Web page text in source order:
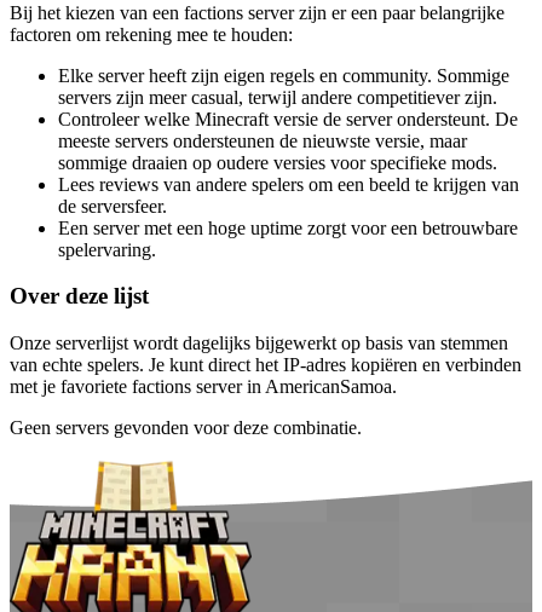
Bij het kiezen van een factions server zijn er een paar belangrijke
factoren om rekening mee te houden:
Elke server heeft zijn eigen regels en community. Sommige
servers zijn meer casual, terwijl andere competitiever zijn.
Controleer welke Minecraft versie de server ondersteunt. De
meeste servers ondersteunen de nieuwste versie, maar
sommige draaien op oudere versies voor specifieke mods.
Lees reviews van andere spelers om een beeld te krijgen van
de serversfeer.
Een server met een hoge uptime zorgt voor een betrouwbare
spelervaring.
Over deze lijst
Onze serverlijst wordt dagelijks bijgewerkt op basis van stemmen
van echte spelers. Je kunt direct het IP-adres kopiëren en verbinden
met je favoriete factions server in AmericanSamoa.
Geen servers gevonden voor deze combinatie.